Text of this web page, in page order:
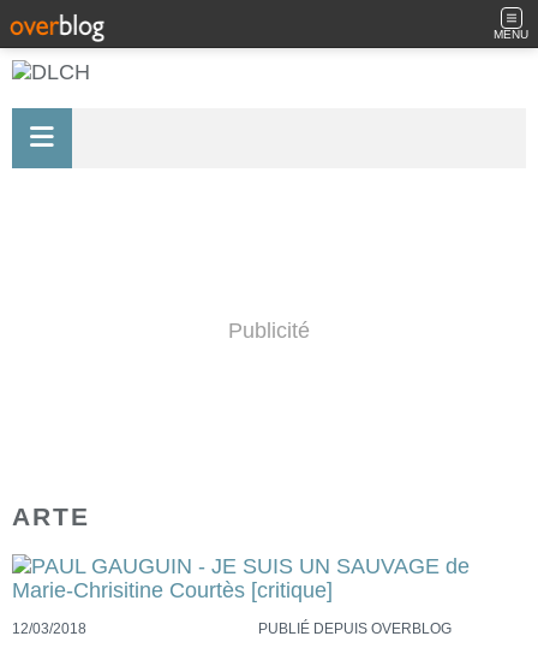
MENU
Publicité
ARTE
12/03/2018 PUBLIÉ DEPUIS OVERBLOG